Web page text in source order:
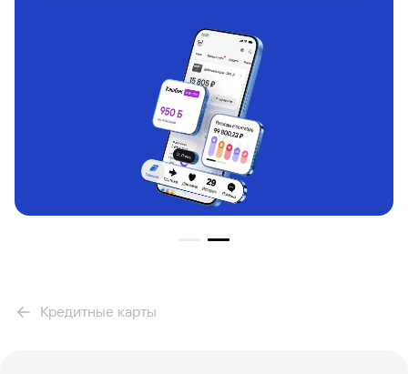
Кредитные карты